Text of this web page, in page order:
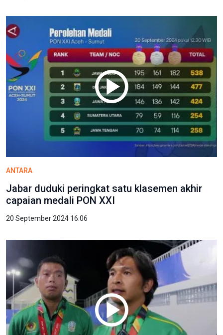
ANTARA
Jabar duduki peringkat satu klasemen akhir
capaian medali PON XXI
20 September 2024 16:06